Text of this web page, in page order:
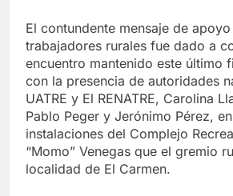
El contundente mensaje de
trabajadores rurales fue dado a
encuentro mantenido este último
con la presencia de autoridades
UATRE y El RENATRE, Carolina
Pablo Peger y Jerónimo Pérez,
instalaciones del Complejo
“Momo” Venegas que el gremio
localidad de El Carmen.